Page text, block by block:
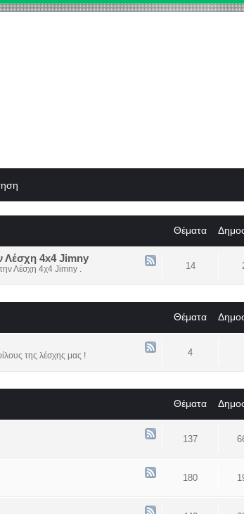
Θέματα
Λέσχη 4x4 Jimny
Λέσχη 4χ4 Jimny . 14
Θέματα
της λέσχης μας ! 4
Θέματα
137
180